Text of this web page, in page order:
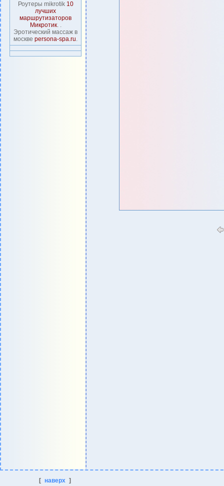
Роутеры mikrotik 10
лучших
маршрутизаторов
Микротик. .
Эротический массаж в
москве persona-spa.ru.
[ наверх ]